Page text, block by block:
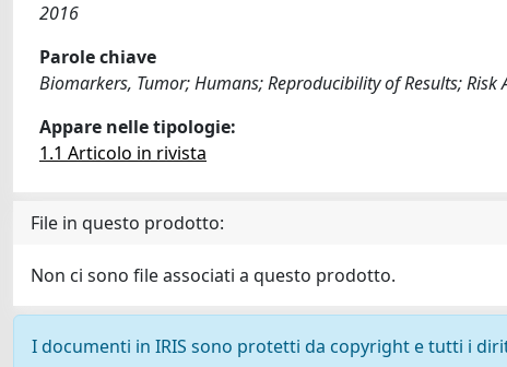
2016
Parole chiave
Biomarkers, Tumor; Humans; Reproducibility of Results; Risk
Appare nelle tipologie:
1.1 Articolo in rivista
File in questo prodotto:
Non ci sono file associati a questo prodotto.
I documenti in IRIS sono protetti da copyright e tutti i